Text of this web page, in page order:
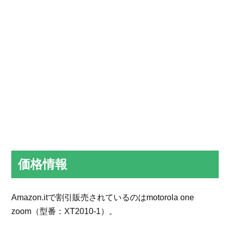
価格情報
Amazon.itで割引販売されているのはmotorola one
zoom（型番：XT2010-1）。